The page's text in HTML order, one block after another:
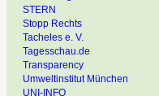
STERN
Stopp Rechts
Tacheles e. V.
Tagesschau.de
Transparency
Umweltinstitut München
UNI-INFO